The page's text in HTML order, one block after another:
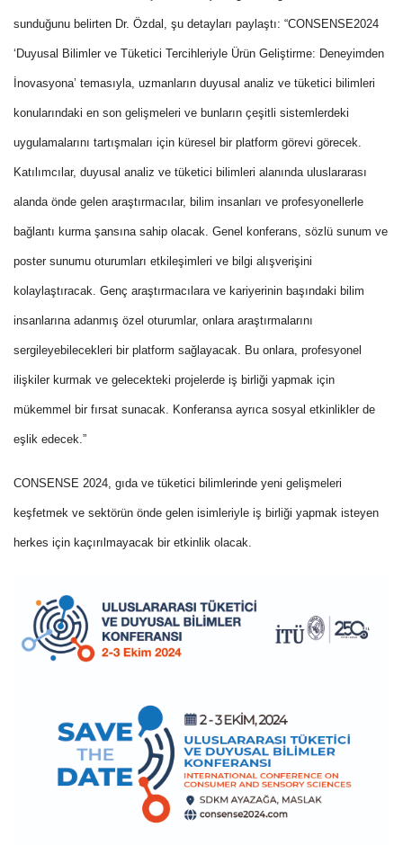
sunduğunu belirten Dr. Özdal, şu detayları paylaştı: “CONSENSE2024
‘Duyusal Bilimler ve Tüketici Tercihleriyle Ürün Geliştirme: Deneyimden
İnovasyona’ temasıyla, uzmanların duyusal analiz ve tüketici bilimleri
konularındaki en son gelişmeleri ve bunların çeşitli sistemlerdeki
uygulamalarını tartışmaları için küresel bir platform görevi görecek.
Katılımcılar, duyusal analiz ve tüketici bilimleri alanında uluslararası
alanda önde gelen araştırmacılar, bilim insanları ve profesyonellerle
bağlantı kurma şansına sahip olacak. Genel konferans, sözlü sunum ve
poster sunumu oturumları etkileşimleri ve bilgi alışverişini
kolaylaştıracak. Genç araştırmacılara ve kariyerinin başındaki bilim
insanlarına adanmış özel oturumlar, onlara araştırmalarını
sergileyebilecekleri bir platform sağlayacak. Bu onlara, profesyonel
ilişkiler kurmak ve gelecekteki projelerde iş birliği yapmak için
mükemmel bir fırsat sunacak. Konferansa ayrıca sosyal etkinlikler de
eşlik edecek.”
CONSENSE 2024, gıda ve tüketici bilimlerinde yeni gelişmeleri
keşfetmek ve sektörün önde gelen isimleriyle iş birliği yapmak isteyen
herkes için kaçırılmayacak bir etkinlik olacak.